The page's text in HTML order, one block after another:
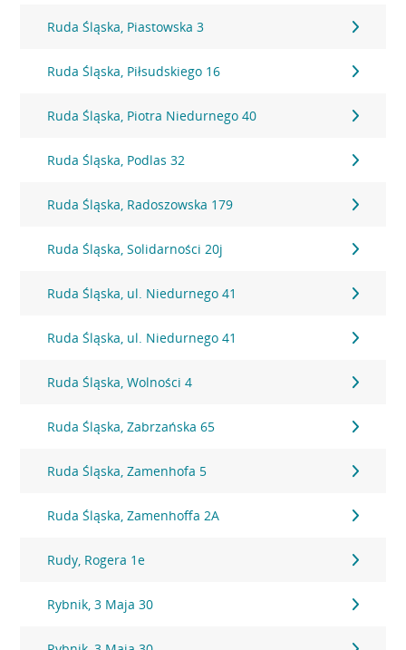
Ruda Śląska, Piastowska 3
Ruda Śląska, Piłsudskiego 16
Ruda Śląska, Piotra Niedurnego 40
Ruda Śląska, Podlas 32
Ruda Śląska, Radoszowska 179
Ruda Śląska, Solidarności 20j
Ruda Śląska, ul. Niedurnego 41
Ruda Śląska, ul. Niedurnego 41
Ruda Śląska, Wolności 4
Ruda Śląska, Zabrzańska 65
Ruda Śląska, Zamenhofa 5
Ruda Śląska, Zamenhoffa 2A
Rudy, Rogera 1e
Rybnik, 3 Maja 30